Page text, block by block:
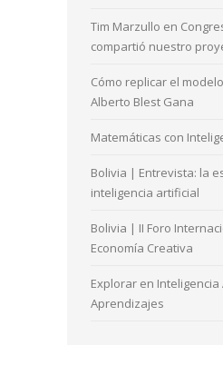
Tim Marzullo en
compartió nuestro
Cómo replicar el
Alberto Blest Gana
Matemáticas con
Bolivia | Entrevista: la
inteligencia artificial
Bolivia | II Foro
Economía Creativa
Explorar en Inteligencia
Aprendizajes